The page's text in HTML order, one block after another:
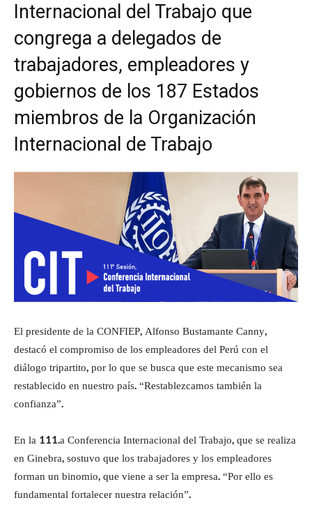
Internacional del Trabajo que
congrega a delegados de
trabajadores, empleadores y
gobiernos de los 187 Estados
miembros de la Organización
Internacional de Trabajo
El presidente de la CONFIEP, Alfonso Bustamante Canny,
destacó el compromiso de los empleadores del Perú con el
diálogo tripartito, por lo que se busca que este mecanismo sea
restablecido en nuestro país. “Restablezcamos también la
confianza”.
En la 111.a Conferencia Internacional del Trabajo, que se realiza
en Ginebra, sostuvo que los trabajadores y los empleadores
forman un binomio, que viene a ser la empresa. “Por ello es
fundamental fortalecer nuestra relación”.